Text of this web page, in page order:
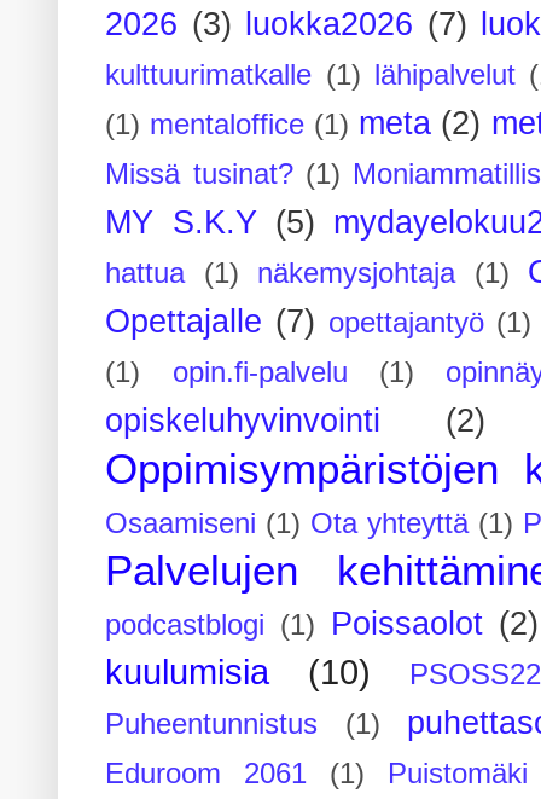
2026 (3) luokka2026 (7)
kulttuurimatkalle (1) lähipalvelut
(1) mentaloffice (1) meta (2)
Missä tusinat? (1)
MY S.K.Y (5)
hattua (1) näkemysjohtaja (1)
Opettajalle (7) opettajantyö (1)
(1)
opin.fi-palvelu (1)
opiskeluhyvinvointi (2)
Oppimisympäristöjen
Osaamiseni (1) Ota yhteyttä (1)
Palvelujen
podcastblogi (1) Poissaolot (2)
kuulumisia (10)
Puheentunnistus
(1)
Eduroom 2061 (1)